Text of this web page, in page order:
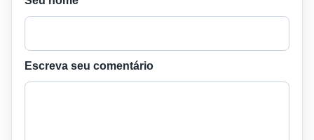
Escreva seu comentário